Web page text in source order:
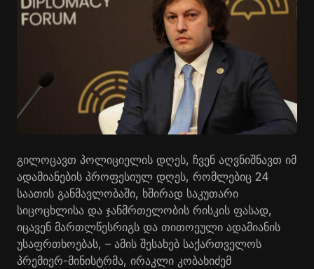
გილოცავთ პოლიციელის დღეს, ჩვენ აღვნიშნავთ იმ
ადამიანების პროფესიულ დღეს, რომლებიც 24
საათის განმავლობაში, ხშირად საკუთარი
სიცოცხლისა და ჯანმრთელობის რისკის ფასად,
იცავენ მართლწესრიგს და თითოეული ადამიანის
უსაფრთხოებას, – ამის შესახებ საქართველოს
პრემიერ-მინისტრმა, ირაკლი კობახიძემ